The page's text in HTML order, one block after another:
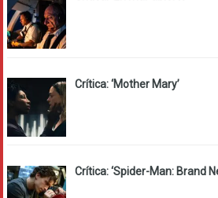
Crítica: ‘Mother Mary’
Crítica: ‘Spider-Man: Brand